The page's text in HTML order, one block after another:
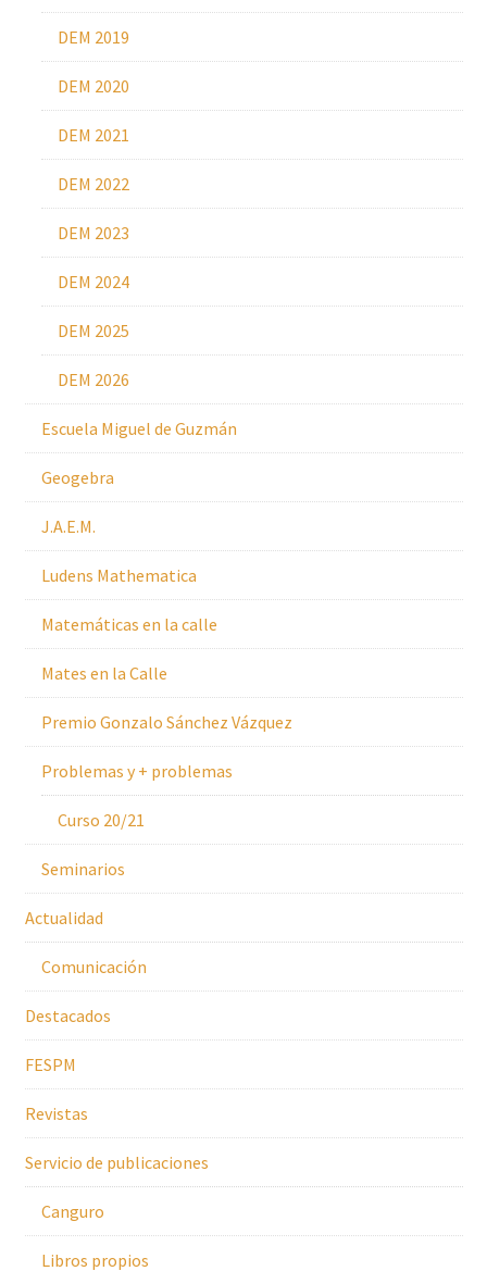
DEM 2019
DEM 2020
DEM 2021
DEM 2022
DEM 2023
DEM 2024
DEM 2025
DEM 2026
Escuela Miguel de Guzmán
Geogebra
J.A.E.M.
Ludens Mathematica
Matemáticas en la calle
Mates en la Calle
Premio Gonzalo Sánchez Vázquez
Problemas y + problemas
Curso 20/21
Seminarios
Actualidad
Comunicación
Destacados
FESPM
Revistas
Servicio de publicaciones
Canguro
Libros propios